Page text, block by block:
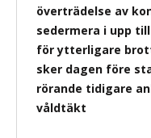
överträdelse av
sedermera i upp
för ytterligare
sker dagen före
rörande tidigare
våldtäkt